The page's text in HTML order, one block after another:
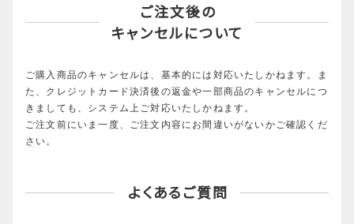
ご注文後の
キャンセルについて
ご購入商品のキャンセルは、基本的には対応いたしかねます。ま
た、クレジットカード決済後の返金や一部商品のキャンセルにつ
きましても、システム上ご対応いたしかねます。
ご注文前にいま一度、ご注文内容にお間違いがないかご確認くだ
さい。
よくあるご質問